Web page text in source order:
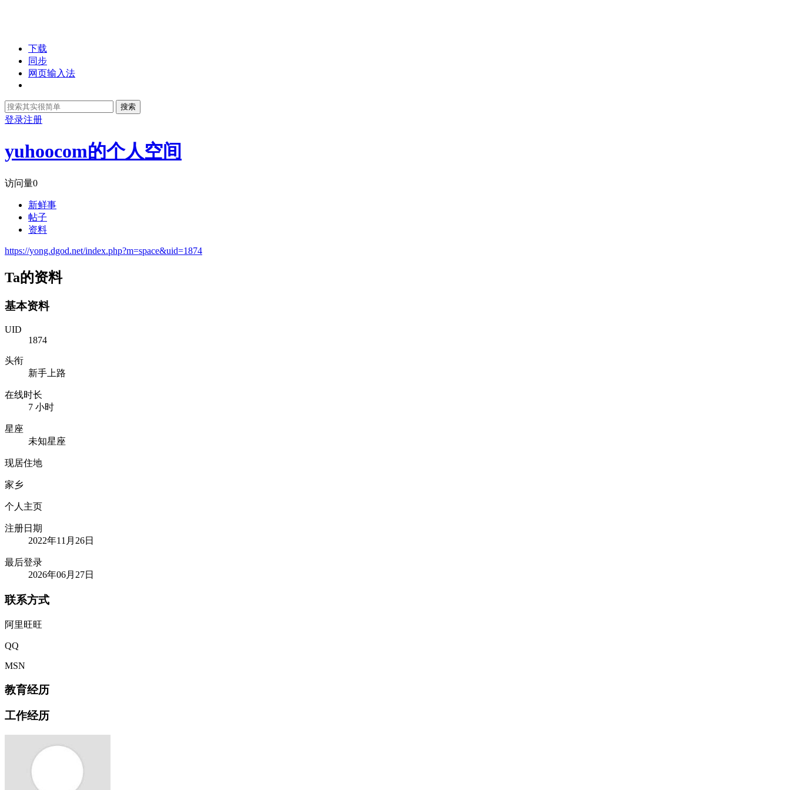
下载
同步
网页输入法
搜索
登录注册
yuhoocom的个人空间
访问量0
新鲜事
帖子
资料
https://yong.dgod.net/index.php?m=space&uid=1874
Ta的资料
基本资料
UID
1874
头衔
新手上路
在线时长
7 小时
星座
未知星座
现居住地
家乡
个人主页
注册日期
2022年11月26日
最后登录
2026年06月27日
联系方式
阿里旺旺
QQ
MSN
教育经历
工作经历